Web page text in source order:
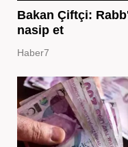
Bakan Çiftçi:
nasip et
Haber7